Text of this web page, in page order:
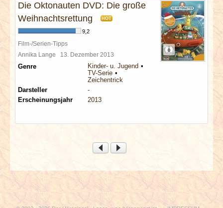
Die Oktonauten DVD: Die große
Weihnachtsrettung
HOT
9,2
Film-/Serien-Tipps
Annika Lange 13. Dezember 2013
Genre
Kinder- u. Jugend
TV-Serie
Zeichentrick
Darsteller
-
Erscheinungsjahr
2013